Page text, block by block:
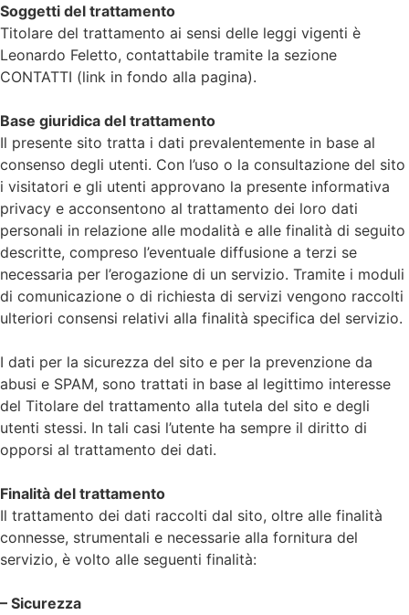
Soggetti del trattamento
Titolare del trattamento ai sensi delle leggi vigenti è
Leonardo Feletto, contattabile tramite la sezione
CONTATTI (link in fondo alla pagina).
Base giuridica del trattamento
Il presente sito tratta i dati prevalentemente in base al
consenso degli utenti. Con l’uso o la consultazione del sito
i visitatori e gli utenti approvano la presente informativa
privacy e acconsentono al trattamento dei loro dati
personali in relazione alle modalità e alle finalità di seguito
descritte, compreso l’eventuale diffusione a terzi se
necessaria per l’erogazione di un servizio. Tramite i moduli
di comunicazione o di richiesta di servizi vengono raccolti
ulteriori consensi relativi alla finalità specifica del servizio.
I dati per la sicurezza del sito e per la prevenzione da
abusi e SPAM, sono trattati in base al legittimo interesse
del Titolare del trattamento alla tutela del sito e degli
utenti stessi. In tali casi l’utente ha sempre il diritto di
opporsi al trattamento dei dati.
Finalità del trattamento
Il trattamento dei dati raccolti dal sito, oltre alle finalità
connesse, strumentali e necessarie alla fornitura del
servizio, è volto alle seguenti finalità:
– Sicurezza